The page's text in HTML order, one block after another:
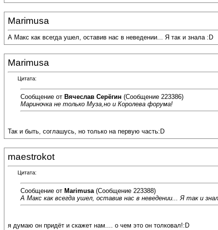
Marimusa
А Макс как всегда ушел, оставив нас в неведении... Я так и знала :D
Marimusa
Цитата:
Сообщение от Вячеслав Серёгин (Сообщение 223386)
Мариночка не только Муза,но и Королева форума!
Так и быть, соглашусь, но только на первую часть:D
maestrokot
Цитата:
Сообщение от Marimusa (Сообщение 223388)
А Макс как всегда ушел, оставив нас в неведении... Я так и
я думаю он придёт и скажет нам.... о чем это он толковал!:D